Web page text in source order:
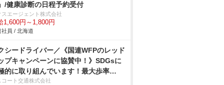
/健康診断の日程予約受付
スエージェント株式会社
1,600円～1,800円
社員 / 北海道
シードライバー／《国連WFPのレッド
プキャンペーンに協賛中！》SDGsに
的に取り組んでいます！最大歩率
！最大総額130万円（5カ月間）の給
コート交通株式会社